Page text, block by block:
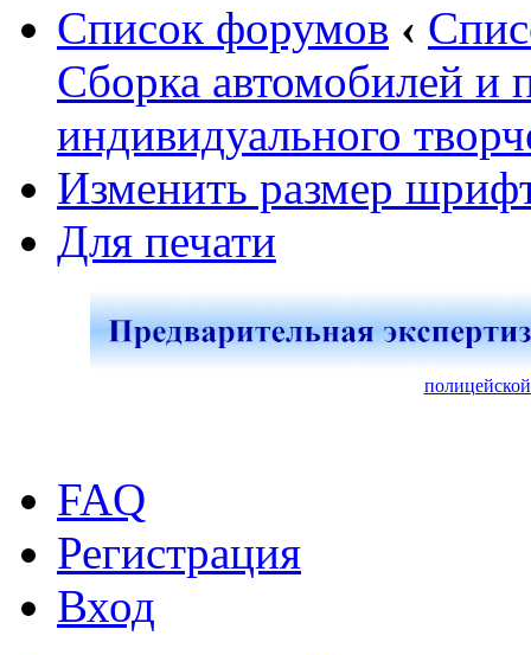
Список форумов ‹
Сборка автомобилей и
индивидуального
Изменить размер
Для печати
FAQ
Регистрация
Вход